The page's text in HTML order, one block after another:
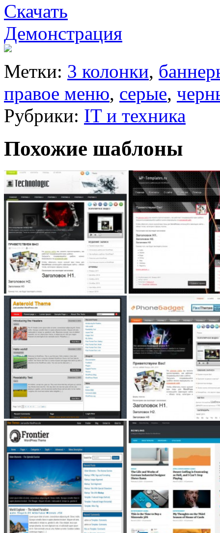
Скачать
Демонстрация
Метки: 3 колонки,
правое меню, серые,
Рубрики: IT и техника
Похожие шаблоны